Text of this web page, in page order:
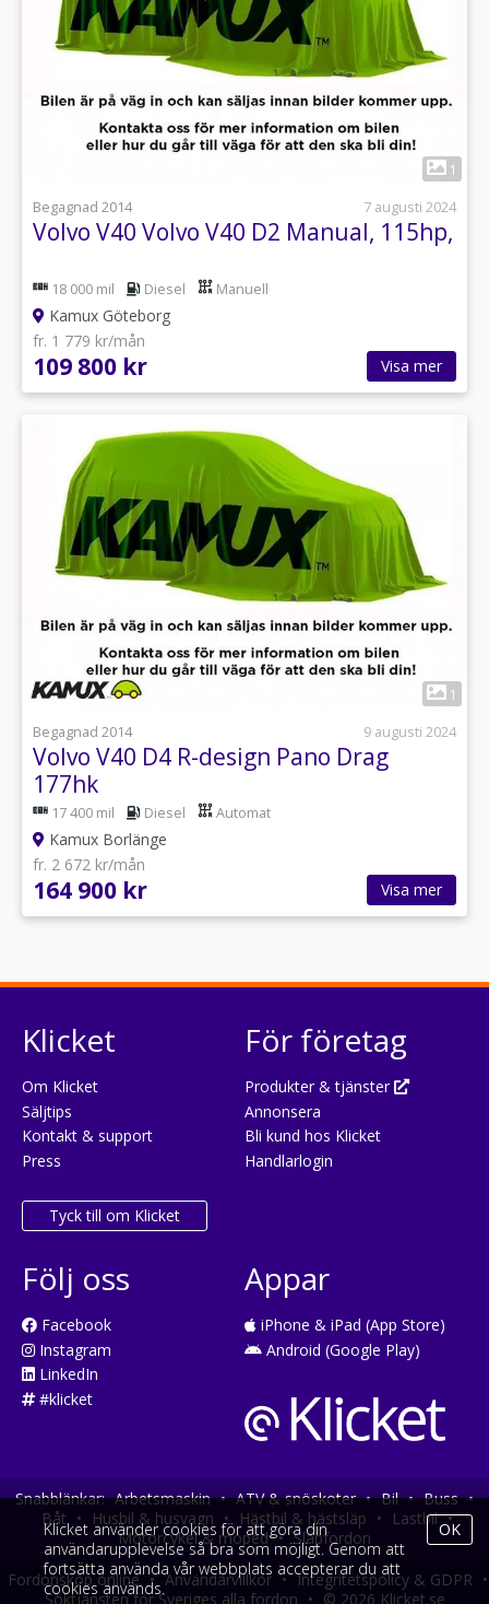
1
Begagnad 2014
7 augusti 2024
Volvo V40 Volvo V40 D2 Manual, 115hp,
18 000 mil Diesel Manuell
Kamux Göteborg
fr. 1 779 kr/mån
109 800 kr Visa mer
1
Begagnad 2014
9 augusti 2024
Volvo V40 D4 R-design Pano Drag
177hk
17 400 mil Diesel Automat
Kamux Borlänge
fr. 2 672 kr/mån
164 900 kr Visa mer
Klicket
Om Klicket
Säljtips
Kontakt & support
Press
Tyck till om Klicket
För företag
Produkter & tjänster
Annonsera
Bli kund hos Klicket
Handlarlogin
Följ oss
Facebook
Instagram
LinkedIn
#klicket
Appar
iPhone & iPad (App Store)
Android (Google Play)
Snabblänkar: Arbetsmaskin • ATV & snöskoter • Bil • Buss •
Båt • Husbil & husvagn • Hästbil & hästsläp • Lastbil •
Motorcykel & moped • Släpfordon
Fordonsköp online • Användarvillkor • Integritetspolicy & GDPR •
Söktjänsten för Sveriges alla fordon • © 2026 Klicket.se
Klicket använder cookies för att göra din
användarupplevelse så bra som möjligt. Genom att
fortsätta använda vår webbplats accepterar du att
cookies används.
OK